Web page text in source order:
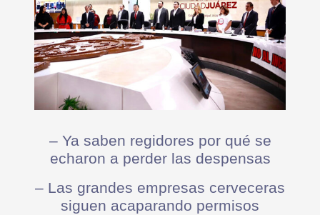
– Ya saben regidores por qué se
echaron a perder las despensas
– Las grandes empresas cerveceras
siguen acaparando permisos